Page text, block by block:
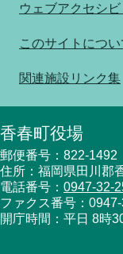
ウェブアクセシ
このサイトについ
関連施設リンク集
香春町役場
郵便番号：822-1492
住所：福岡県田川郡
電話番号： 0947-32-
ファクス番号：
開庁時間：平日 8時